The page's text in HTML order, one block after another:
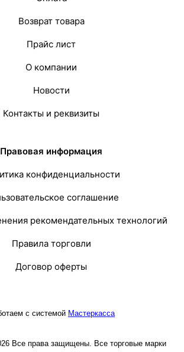
Возврат товара
Прайс лист
О компании
Новости
Контакты и реквизиты
Правовая информация
конфиденциальности
соглашение
рекомендательных технологий
Правила торговли
Договор оферты
с системой Мастеркасса
Все права защищены. Все торговые марки